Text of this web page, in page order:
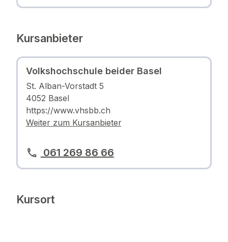
Kursanbieter
Volkshochschule beider Basel
St. Alban-Vorstadt 5
4052 Basel
https://www.vhsbb.ch
Weiter zum Kursanbieter
061 269 86 66
Kursort